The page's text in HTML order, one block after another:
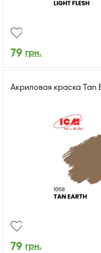
79 грн.
Акриловая краска Tan
79 грн.